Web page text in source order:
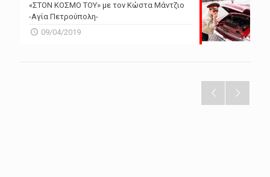
«ΣΤΟΝ ΚΟΣΜΟ ΤΟΥ» με τον Κώστα Μάντζιο
-Αγία Πετρούπολη-
09/04/2019